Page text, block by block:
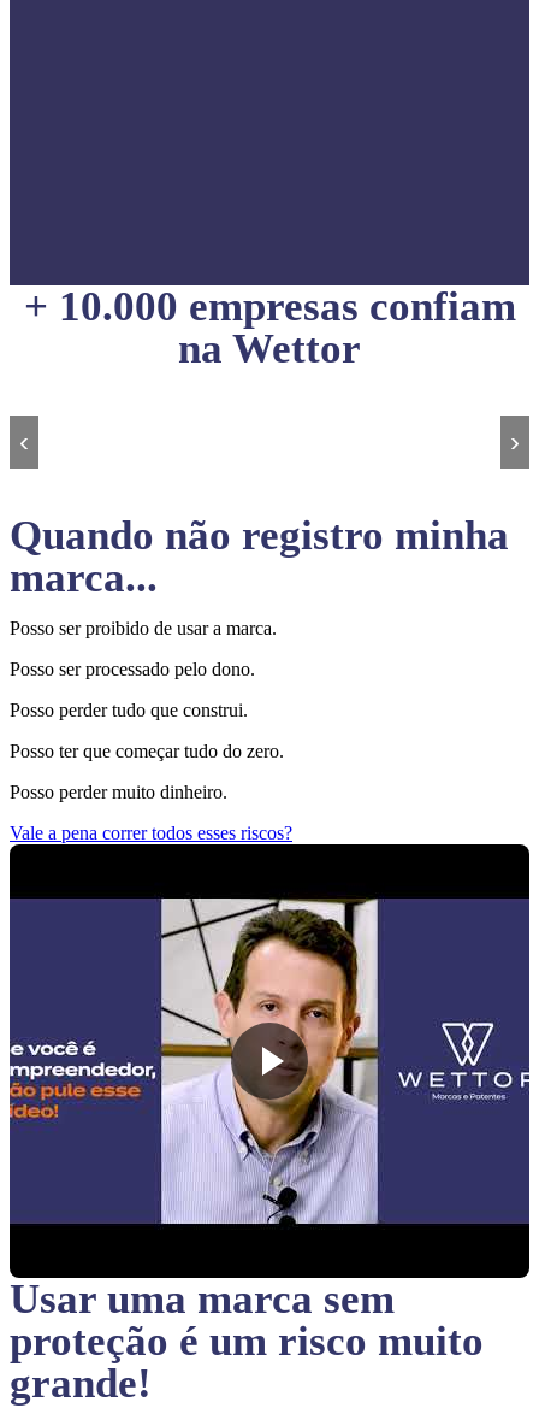
+ 10.000 empresas confiam
na Wettor
‹ ›
Quando não registro minha
marca...
Posso ser proibido de usar a marca.
Posso ser processado pelo dono.
Posso perder tudo que construi.
Posso ter que começar tudo do zero.
Posso perder muito dinheiro.
Vale a pena correr todos esses riscos?
Usar uma marca sem
proteção é um risco muito
grande!